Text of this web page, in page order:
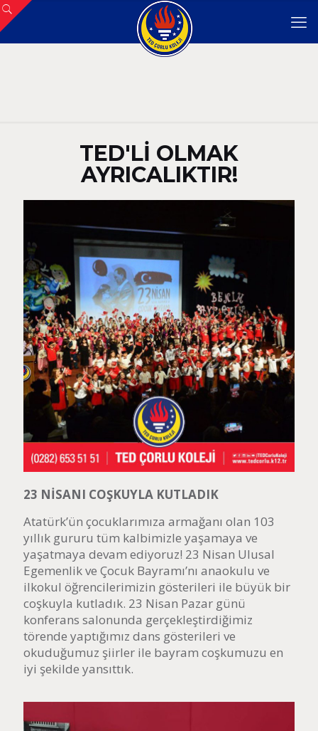
TED'Lİ OLMAK
AYRICALIKTIR!
23 NİSANI COŞKUYLA KUTLADIK
Atatürk’ün çocuklarımıza armağanı olan 103
yıllık gururu tüm kalbimizle yaşamaya ve
yaşatmaya devam ediyoruz! 23 Nisan Ulusal
Egemenlik ve Çocuk Bayramı’nı anaokulu ve
ilkokul öğrencilerimizin gösterileri ile büyük bir
coşkuyla kutladık. 23 Nisan Pazar günü
konferans salonunda gerçekleştirdiğimiz
törende yaptığımız dans gösterileri ve
okuduğumuz şiirler ile bayram coşkumuzu en
iyi şekilde yansıttık.